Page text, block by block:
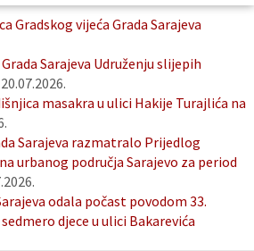
Gradskog vijeća Grada Sarajeva
Sarajeva Udruženju slijepih
20.07.2026.
masakra u ulici Hakije Turajlića na
Sarajeva razmatralo Prijedlog
urbanog područja Sarajevo za period
odala počast povodom 33.
djece u ulici Bakarevića